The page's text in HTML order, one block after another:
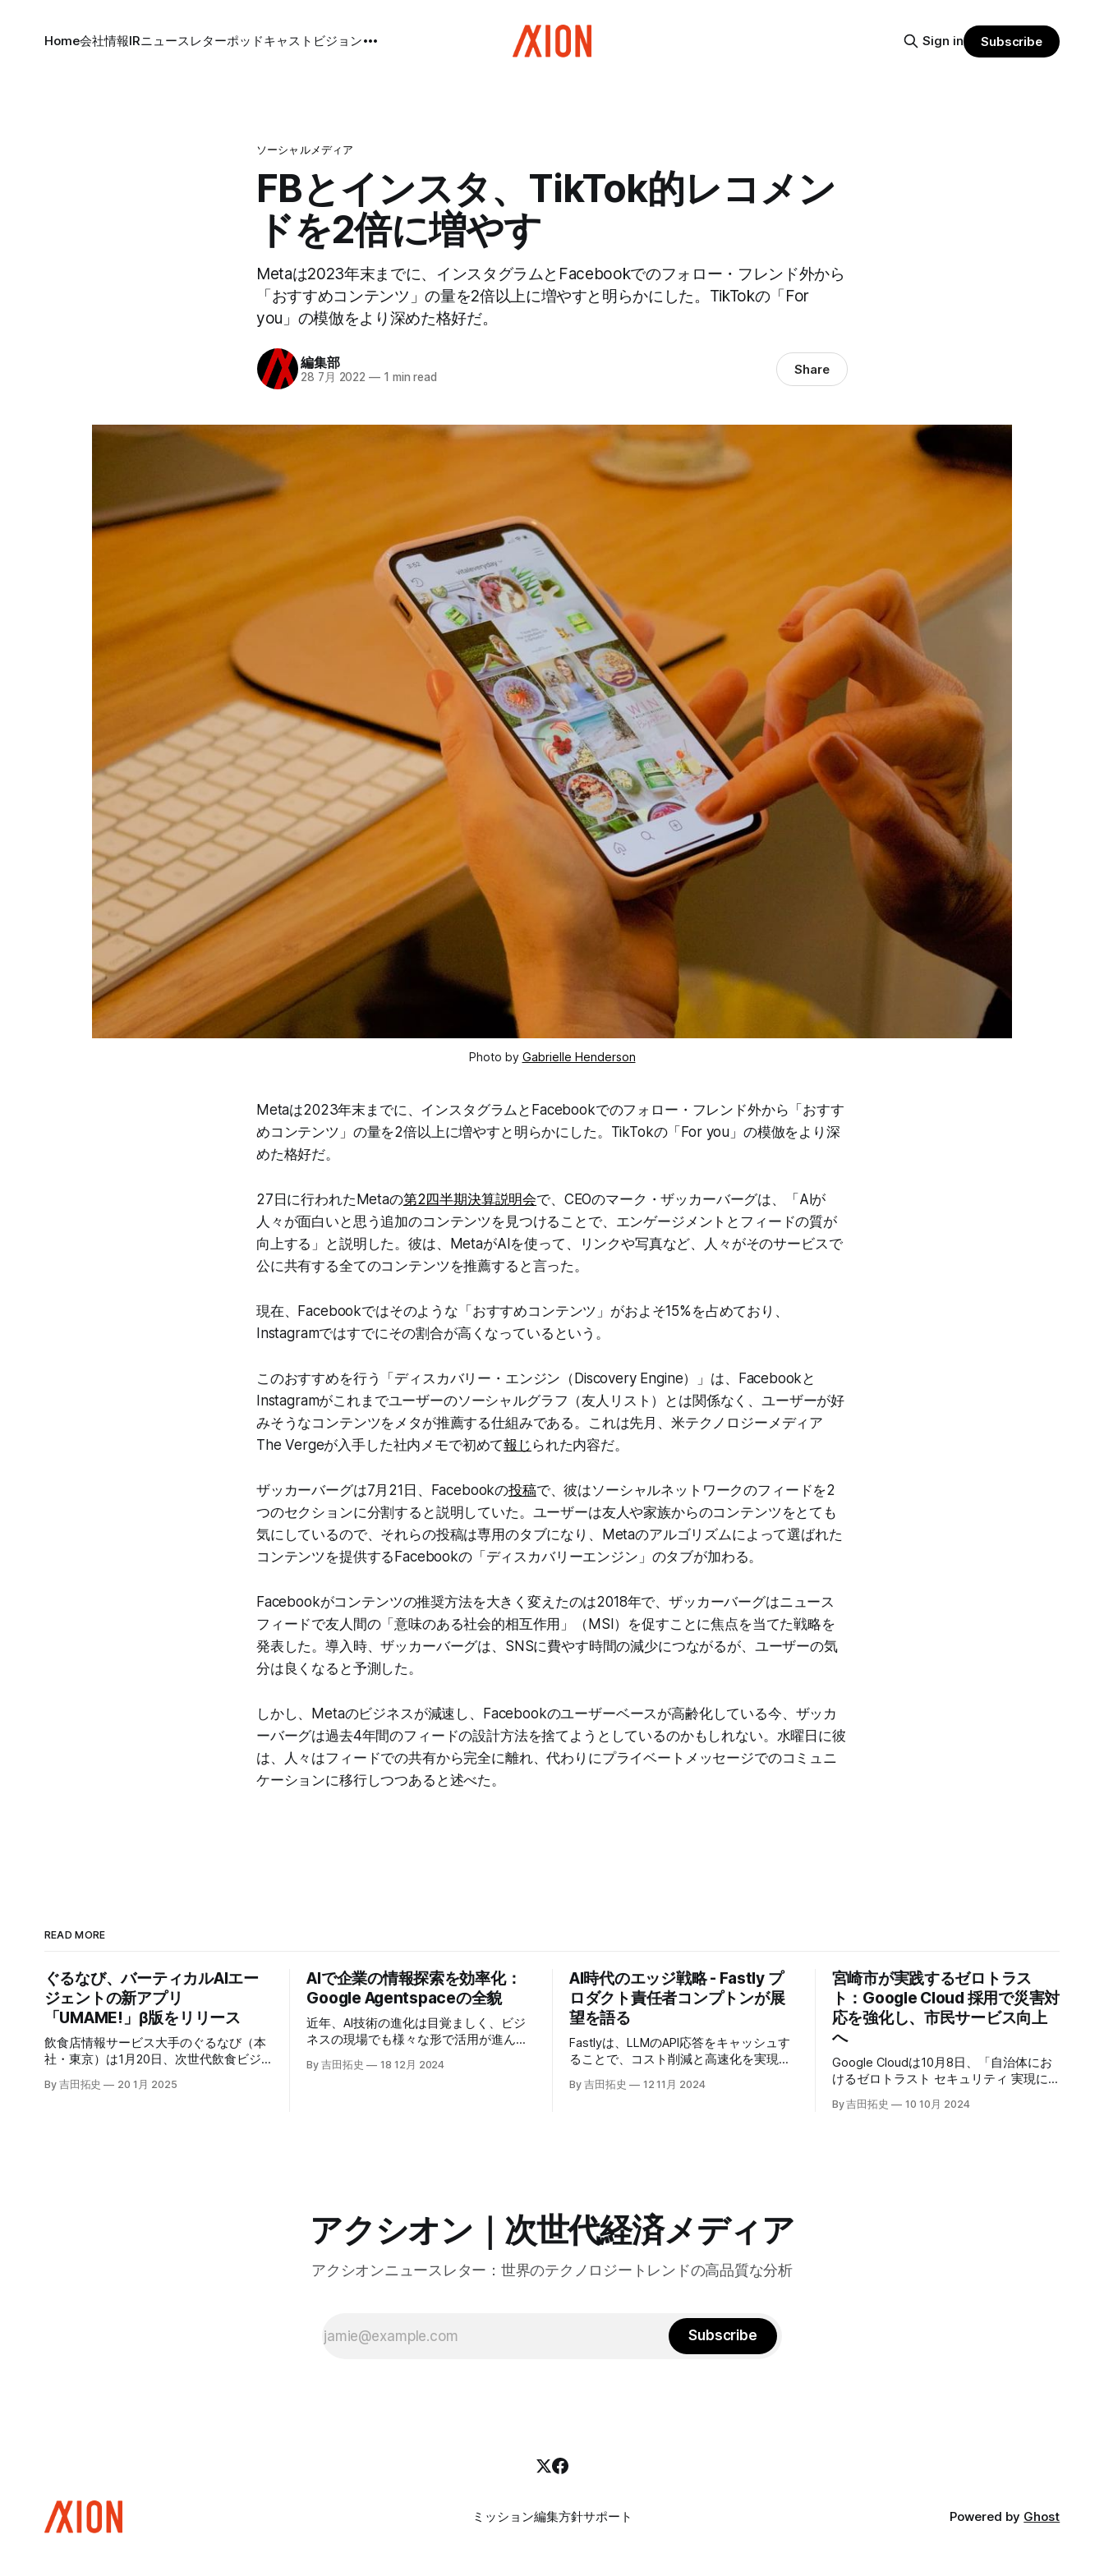
Home会社情報IRニュースレターポッドキャスト ビジョン Sign in Subscribe
ソーシャルメディア
FBとインスタ、TikTok的レコメン
ドを2倍に増やす
Metaは2023年末までに、インスタグラムとFacebookでのフォロー・フレンド外から
「おすすめコンテンツ」の量を2倍以上に増やすと明らかにした。TikTokの「For
you」の模倣をより深めた格好だ。
編集部
28 7月 2022 — 1 min read Share
Photo by Gabrielle Henderson
Metaは2023年末までに、インスタグラムとFacebookでのフォロー・フレンド外から「おすす
めコンテンツ」の量を2倍以上に増やすと明らかにした。TikTokの「For you」の模倣をより深
めた格好だ。
27日に行われたMetaの第2四半期決算説明会で、CEOのマーク・ザッカーバーグは、「Alが
人々が面白いと思う追加のコンテンツを見つけることで、エンゲージメントとフィードの質が
向上する」と説明した。彼は、MetaがAIを使って、リンクや写真など、人々がそのサービスで
公に共有する全てのコンテンツを推薦すると言った。
現在、Facebookではそのような「おすすめコンテンツ」がおよそ15%を占めており、
Instagramではすでにその割合が高くなっているという。
このおすすめを行う「ディスカバリー・エンジン（Discovery Engine）」は、Facebookと
Instagramがこれまでユーザーのソーシャルグラフ（友人リスト）とは関係なく、ユーザーが好
みそうなコンテンツをメタが推薦する仕組みである。これは先月、米テクノロジーメディア
The Vergeが入手した社内メモで初めて報じ られた内容だ。
ザッカーバーグは7月21日、Facebookの投稿で、彼はソーシャルネットワークのフィードを2
つのセクションに分割すると説明していた。ユーザーは友人や家族からのコンテンツをとても
気にしているので、それらの投稿は専用のタブになり、Metaのアルゴリズムによって選ばれた
コンテンツを提供するFacebookの「ディスカバリーエンジン」のタブが加わる。
Facebookがコンテンツの推奨方法を大きく変えたのは2018年で、ザッカーバーグはニュース
フィードで友人間の「意味のある社会的相互作用」（MSI）を促すことに焦点を当てた戦略を
発表した。導入時、ザッカーバーグは、SNSに費やす時間の減少につながるが、ユーザーの気
分は良くなると予測した。
しかし、Metaのビジネスが減速し、Facebookのユーザーベースが高齢化している今、ザッカ
ーバーグは過去4年間のフィードの設計方法を捨てようとしているのかもしれない。水曜日に彼
は、人々はフィードでの共有から完全に離れ、代わりにプライベートメッセージでのコミュニ
ケーションに移行しつつあると述べた。
READ MORE
ぐるなび、バーティカルAIエー
ジェントの新アプリ
「UMAME!」β版をリリース
飲食店情報サービス大手のぐるなび（本
社・東京）は1月20日、次世代飲食ビジ
ネスの基盤構築をめざす「ぐるなびNext
プロジェクト」の初成果として、新たな
By 吉田拓史 20 1月 2025
AIで企業の情報探索を効率化：
Google Agentspaceの全貌
近年、AI技術の進化は目覚ましく、ビジ
ネスの現場でも様々な形で活用が進んで
いる。そのような中、Google Cloudが新
たに発表したGoogle Agentspaceは、い
By 吉田拓史 18 12月 2024
AI時代のエッジ戦略 - Fastly プ
ロダクト責任者コンプトンが展
望を語る
Fastlyは、LLMのAPI応答をキャッシュす
ることで、コスト削減と高速化を実現す
る「Fastly AI Accelerator」の提供を開始
した。キップ・コンプトン最高プロダク
た。
By 吉田拓史 12 11月 2024
宮崎市が実践するゼロトラス
ト：Google Cloud 採用で災害対
応を強化し、市民サービス向上
へ
Google Cloudは10月8日、「自治体にお
けるゼロトラスト セキュリティ 実現に
向けて」と題した記者説明会を開催し、
自治体向けにゼロトラストセキュリティ
By 吉田拓史 10 10月 2024
アクシオン｜次世代経済メディア
アクシオンニュースレター：世界のテクノロジートレンドの高品質な分析
Subscribe
ミッション編集方針サポート Powered by Ghost